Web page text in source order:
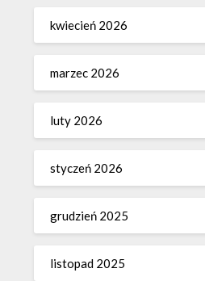
kwiecień 2026
marzec 2026
luty 2026
styczeń 2026
grudzień 2025
listopad 2025